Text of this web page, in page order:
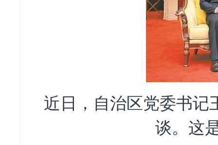
近日，自治区党委书记
谈。这